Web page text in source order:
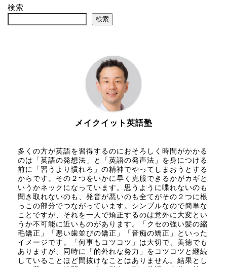
検索
検索
メイクイット英語塾
多くの方が英語を習得するのにおそろしく時間がかかる
のは「英語の発想法」と「英語の発声法」を身につける
前に「習うより慣れろ」の精神でやってしまおうとする
からです。その２つをいかに早く克服できるかがカギと
いうかネックになっています。思うように喋れないのも
聞き取れないのも、発音が悪いのも全てがその２つに根
っこの部分でつながっています。シンプルなので簡単な
ことですが、それを一人で矯正するのは意外に大変とい
うか不可能に近いものがあります。「クセの強い髪の縮
毛矯正」「悪い歯並びの矯正」「音痴の矯正」といった
イメージです。「何事もコツコツ」は大切で、美徳でも
ありますが、同時に「的外れな努力」をコツコツと継続
していることほど間抜けなことはありません。結果とし